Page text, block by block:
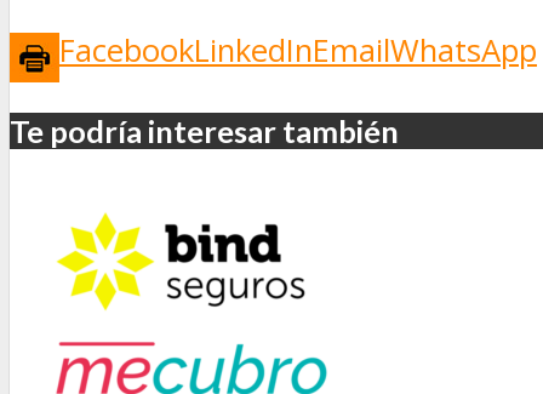
FacebookLinkedInEmailWhatsApp
Te podría interesar también